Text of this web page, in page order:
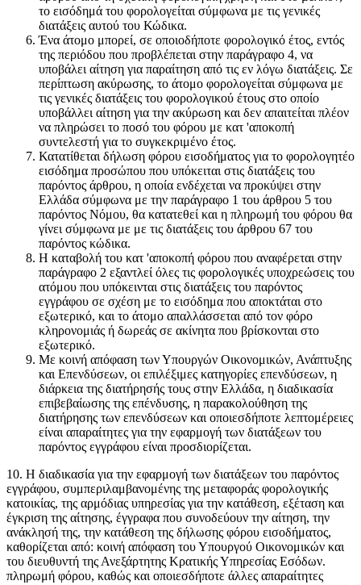
το εισόδημά του φορολογείται σύμφωνα με τις γενικές
διατάξεις αυτού του Κώδικα.
Ένα άτομο μπορεί, σε οποιοδήποτε φορολογικό έτος, εντός
της περιόδου που προβλέπεται στην παράγραφο 4, να
υποβάλει αίτηση για παραίτηση από τις εν λόγω διατάξεις. Σε
περίπτωση ακύρωσης, το άτομο φορολογείται σύμφωνα με
τις γενικές διατάξεις του φορολογικού έτους στο οποίο
υποβάλλει αίτηση για την ακύρωση και δεν απαιτείται πλέον
να πληρώσει το ποσό του φόρου με κατ 'αποκοπή
συντελεστή για το συγκεκριμένο έτος.
Κατατίθεται δήλωση φόρου εισοδήματος για το φορολογητέο
εισόδημα προσώπου που υπόκειται στις διατάξεις του
παρόντος άρθρου, η οποία ενδέχεται να προκύψει στην
Ελλάδα σύμφωνα με την παράγραφο 1 του άρθρου 5 του
παρόντος Νόμου, θα κατατεθεί και η πληρωμή του φόρου θα
γίνει σύμφωνα με με τις διατάξεις του άρθρου 67 του
παρόντος κώδικα.
Η καταβολή του κατ 'αποκοπή φόρου που αναφέρεται στην
παράγραφο 2 εξαντλεί όλες τις φορολογικές υποχρεώσεις του
ατόμου που υπόκεινται στις διατάξεις του παρόντος
εγγράφου σε σχέση με το εισόδημα που αποκτάται στο
εξωτερικό, και το άτομο απαλλάσσεται από τον φόρο
κληρονομιάς ή δωρεάς σε ακίνητα που βρίσκονται στο
εξωτερικό.
Με κοινή απόφαση των Υπουργών Οικονομικών, Ανάπτυξης
και Επενδύσεων, οι επιλέξιμες κατηγορίες επενδύσεων, η
διάρκεια της διατήρησής τους στην Ελλάδα, η διαδικασία
επιβεβαίωσης της επένδυσης, η παρακολούθηση της
διατήρησης των επενδύσεων και οποιεσδήποτε λεπτομέρειες
είναι απαραίτητες για την εφαρμογή των διατάξεων του
παρόντος εγγράφου είναι προσδιορίζεται.
10. Η διαδικασία για την εφαρμογή των διατάξεων του παρόντος
εγγράφου, συμπεριλαμβανομένης της μεταφοράς φορολογικής
κατοικίας, της αρμόδιας υπηρεσίας για την κατάθεση, εξέταση και
έγκριση της αίτησης, έγγραφα που συνοδεύουν την αίτηση, την
ανάκλησή της, την κατάθεση της δήλωσης φόρου εισοδήματος,
καθορίζεται από: κοινή απόφαση του Υπουργού Οικονομικών και
του διευθυντή της Ανεξάρτητης Κρατικής Υπηρεσίας Εσόδων.
πληρωμή φόρου, καθώς και οποιεσδήποτε άλλες απαραίτητες